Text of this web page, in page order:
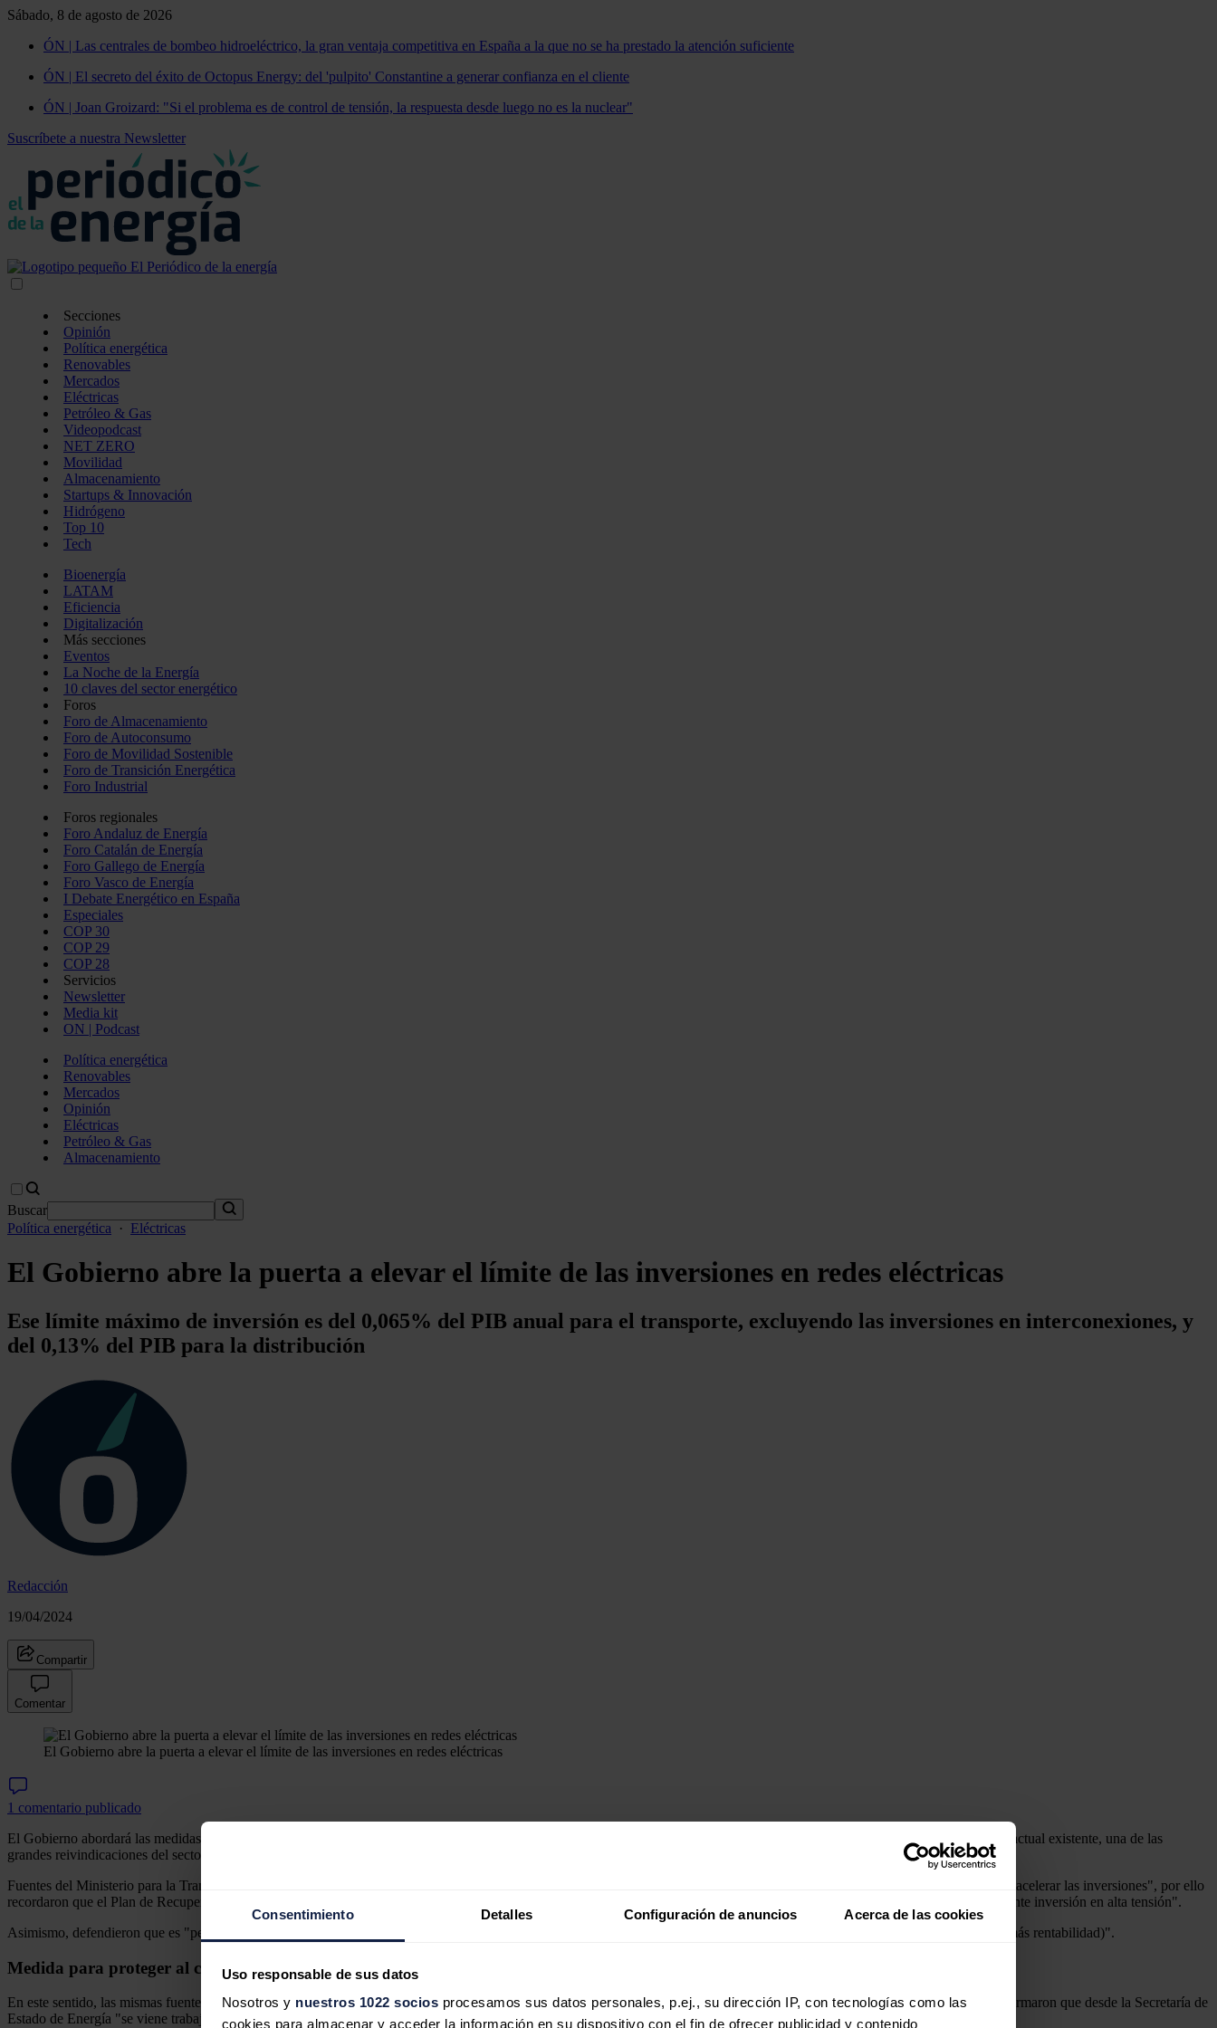
Consentimiento Detalles Configuración de anuncios Acerca de las cookies
Uso responsable de sus datos
Nosotros y nuestros 1022 socios procesamos sus datos personales, p.ej., su dirección IP, con tecnologías como las
cookies para almacenar y acceder la información en su dispositivo con el fin de ofrecer publicidad y contenido
Sábado, 8 de agosto de 2026
ÓN | Las centrales de bombeo hidroeléctrico, la gran ventaja competitiva en España a la que no se ha prestado la atención suficiente
ÓN | El secreto del éxito de Octopus Energy: del 'pulpito' Constantine a generar confianza en el cliente
ÓN | Joan Groizard: "Si el problema es de control de tensión, la respuesta desde luego no es la nuclear"
Suscríbete a nuestra Newsletter
Secciones
Opinión
Política energética
Renovables
Mercados
Eléctricas
Petróleo & Gas
Videopodcast
NET ZERO
Movilidad
Almacenamiento
Startups & Innovación
Hidrógeno
Top 10
Tech
Bioenergía
LATAM
Eficiencia
Digitalización
Más secciones
Eventos
La Noche de la Energía
10 claves del sector energético
Foros
Foro de Almacenamiento
Foro de Autoconsumo
Foro de Movilidad Sostenible
Foro de Transición Energética
Foro Industrial
Foros regionales
Foro Andaluz de Energía
Foro Catalán de Energía
Foro Gallego de Energía
Foro Vasco de Energía
I Debate Energético en España
Especiales
COP 30
COP 29
COP 28
Servicios
Newsletter
Media kit
ON | Podcast
Política energética
Renovables
Mercados
Opinión
Eléctricas
Petróleo & Gas
Almacenamiento
Buscar
Política energética
· Eléctricas
El Gobierno abre la puerta a elevar el límite de las inversiones en redes eléctricas
Ese límite máximo de inversión es del 0,065% del PIB anual para el transporte, excluyendo las inversiones en interconexiones, y
del 0,13% del PIB para la distribución
Redacción
19/04/2024
Compartir
Comentar
El Gobierno abre la puerta a elevar el límite de las inversiones en redes eléctricas
1 comentario publicado
El Gobierno abordará las medidas necesarias para "acelerar" las inversiones en redes eléctricas para afrontar la transición energética, sin descartar el escenario de elevar el límite actual existente, una de las
grandes reivindicaciones del sector eléctrico en los últimos años.
Fuentes del Ministerio para la Transición Ecológica y el Reto Demográfico indicaron a Europa Press ser conscientes de que se está "en un momento crítico, en el que se requiere acelerar las inversiones", por ello
recordaron que el Plan de Recuperación, Transformación y Resiliencia (PRTR) ha incorporado una línea de 1.000 millones para redes, "y con eso se ha incrementado notablemente inversión en alta tensión".
Asimismo, defendieron que es "pertinente" plantear un incremento del límite de inversión, "siempre que eso permita más volumen de inversión (y no que se destine a alimentar más rentabilidad)".
Medida para proteger al consumidor
En este sentido, las mismas fuentes subrayaron que el límite a la inversión en redes "es una medida de protección a los consumidores para evitar que se encarezca la factura" y afirmaron que desde la Secretaría de
Estado de Energía "se viene trabajando en distintos escenarios para adoptar las medidas más adecuadas".